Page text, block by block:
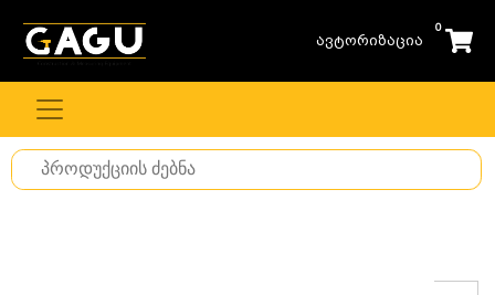
ავტორიზაცია
0
Search
for